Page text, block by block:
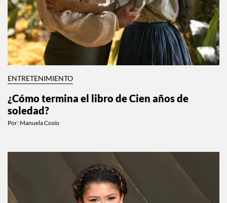
ENTRETENIMIENTO
¿Cómo termina el libro de Cien años de
soledad?
Por: Manuela Cosío